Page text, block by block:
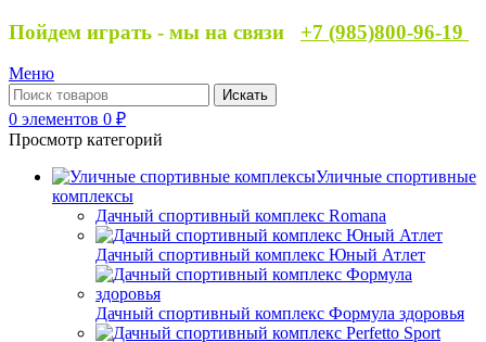
Пойдем играть - мы на связи +7 (985)800-96-19
Меню
Искать
0 элементов 0 ₽
Просмотр категорий
Уличные спортивные
комплексы
Дачный спортивный комплекс Romana
Дачный спортивный комплекс Юный Атлет
Дачный спортивный комплекс Формула здоровья